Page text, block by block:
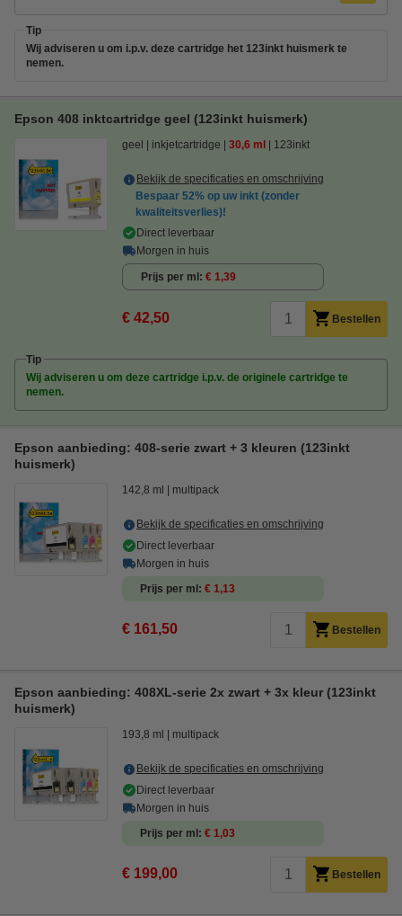
Tip
Wij adviseren u om i.p.v. deze cartridge het 123inkt huismerk te
nemen.
Epson 408 inktcartridge geel (123inkt huismerk)
geel inkjetcartridge 30,6 ml 123inkt
Bekijk de specificaties en omschrijving
Bespaar 52% op uw inkt (zonder
kwaliteitsverlies)!
Direct leverbaar
Morgen in huis
Prijs per ml € 1,39
€ 42,50 Bestellen
Tip
Wij adviseren u om deze cartridge i.p.v. de originele cartridge te
nemen.
Epson aanbieding: 408-serie zwart + 3 kleuren (123inkt
huismerk)
142,8 ml multipack
Bekijk de specificaties en omschrijving
Direct leverbaar
Morgen in huis
Prijs per ml
€ 1,13
€ 161,50 Bestellen
Epson aanbieding: 408XL-serie 2x zwart + 3x kleur (123inkt
huismerk)
193,8 ml multipack
Bekijk de specificaties en omschrijving
Direct leverbaar
Morgen in huis
Prijs per ml
€ 1,03
€ 199,00 Bestellen